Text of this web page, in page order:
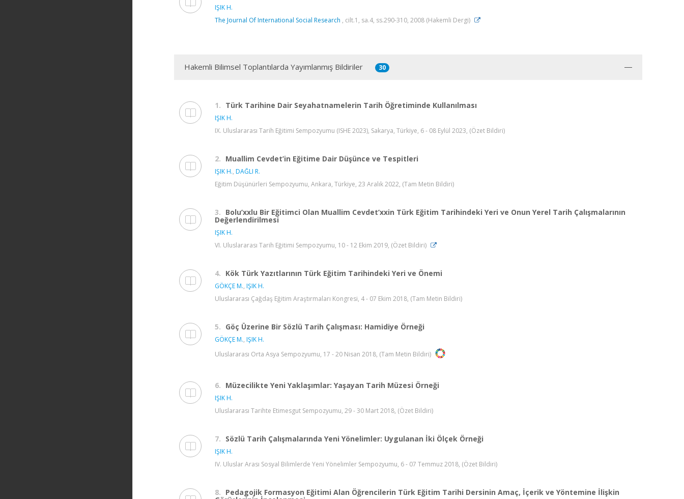
IŞIK H.
The Journal Of International Social Research , cilt.1, sa.4, ss.290-310, 2008 (Hakemli Dergi)
Hakemli Bilimsel Toplantılarda Yayımlanmış Bildiriler 30
1. Türk Tarihine Dair Seyahatnamelerin Tarih Öğretiminde Kullanılması
IŞIK H.
IX. Uluslararası Tarih Eğitimi Sempozyumu (ISHE 2023), Sakarya, Türkiye, 6 - 08 Eylül 2023, (Özet Bildiri)
2. Muallim Cevdet’in Eğitime Dair Düşünce ve Tespitleri
IŞIK H., DAĞLI R.
Eğitim Düşünürleri Sempozyumu, Ankara, Türkiye, 23 Aralık 2022, (Tam Metin Bildiri)
3. Bolu’xxlu Bir Eğitimci Olan Muallim Cevdet’xxin Türk Eğitim Tarihindeki Yeri ve Onun Yerel Tarih Çalışmalarının
Değerlendirilmesi
IŞIK H.
VI. Uluslararası Tarih Eğitimi Sempozyumu, 10 - 12 Ekim 2019, (Özet Bildiri)
4. Kök Türk Yazıtlarının Türk Eğitim Tarihindeki Yeri ve Önemi
GÖKÇE M., IŞIK H.
Uluslararası Çağdaş Eğitim Araştırmaları Kongresi, 4 - 07 Ekim 2018, (Tam Metin Bildiri)
5. Göç Üzerine Bir Sözlü Tarih Çalışması: Hamidiye Örneği
GÖKÇE M., IŞIK H.
Uluslararası Orta Asya Sempozyumu, 17 - 20 Nisan 2018, (Tam Metin Bildiri)
6. Müzecilikte Yeni Yaklaşımlar: Yaşayan Tarih Müzesi Örneği
IŞIK H.
Uluslararası Tarihte Etimesgut Sempozyumu, 29 - 30 Mart 2018, (Özet Bildiri)
7. Sözlü Tarih Çalışmalarında Yeni Yönelimler: Uygulanan İki Ölçek Örneği
IŞIK H.
IV. Uluslar Arası Sosyal Bilimlerde Yeni Yönelimler Sempozyumu, 6 - 07 Temmuz 2018, (Özet Bildiri)
8. Pedagojik Formasyon Eğitimi Alan Öğrencilerin Türk Eğitim Tarihi Dersinin Amaç, İçerik ve Yöntemine İlişkin